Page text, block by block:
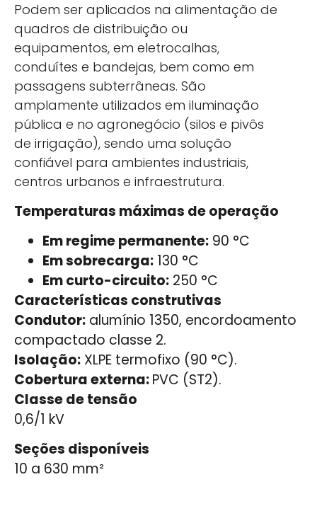
Podem ser aplicados na alimentação de
quadros de distribuição ou
equipamentos, em eletrocalhas,
conduítes e bandejas, bem como em
passagens subterrâneas. São
amplamente utilizados em iluminação
pública e no agronegócio (silos e pivôs
de irrigação), sendo uma solução
confiável para ambientes industriais,
centros urbanos e infraestrutura.
Temperaturas máximas de operação
Em regime permanente: 90 °C
Em sobrecarga: 130 °C
Em curto-circuito: 250 °C
Características construtivas
Condutor: alumínio 1350, encordoamento
compactado classe 2.
Isolação: XLPE termofixo (90 °C).
Cobertura externa:PVC (ST2).
Classe de tensão
0,6/1 kV
Seções disponíveis
10 a 630 mm²